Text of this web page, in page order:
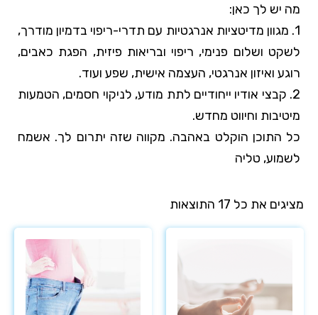
מה יש לך כאן:
1. מגוון מדיטציות אנרגטיות עם תדרי-ריפוי בדמיון מודרך,
לשקט ושלום פנימי, ריפוי ובריאות פיזית, הפגת כאבים,
רוגע ואיזון אנרגטי, העצמה אישית, שפע ועוד.
2. קבצי אודיו ייחודיים לתת מודע, לניקוי חסמים, הטמעות
מיטיבות וחיווט מחדש.
כל התוכן הוקלט באהבה. מקווה שזה יתרום לך. אשמח
לשמוע, טליה
מציגים את כל ⁦17⁩ התוצאות